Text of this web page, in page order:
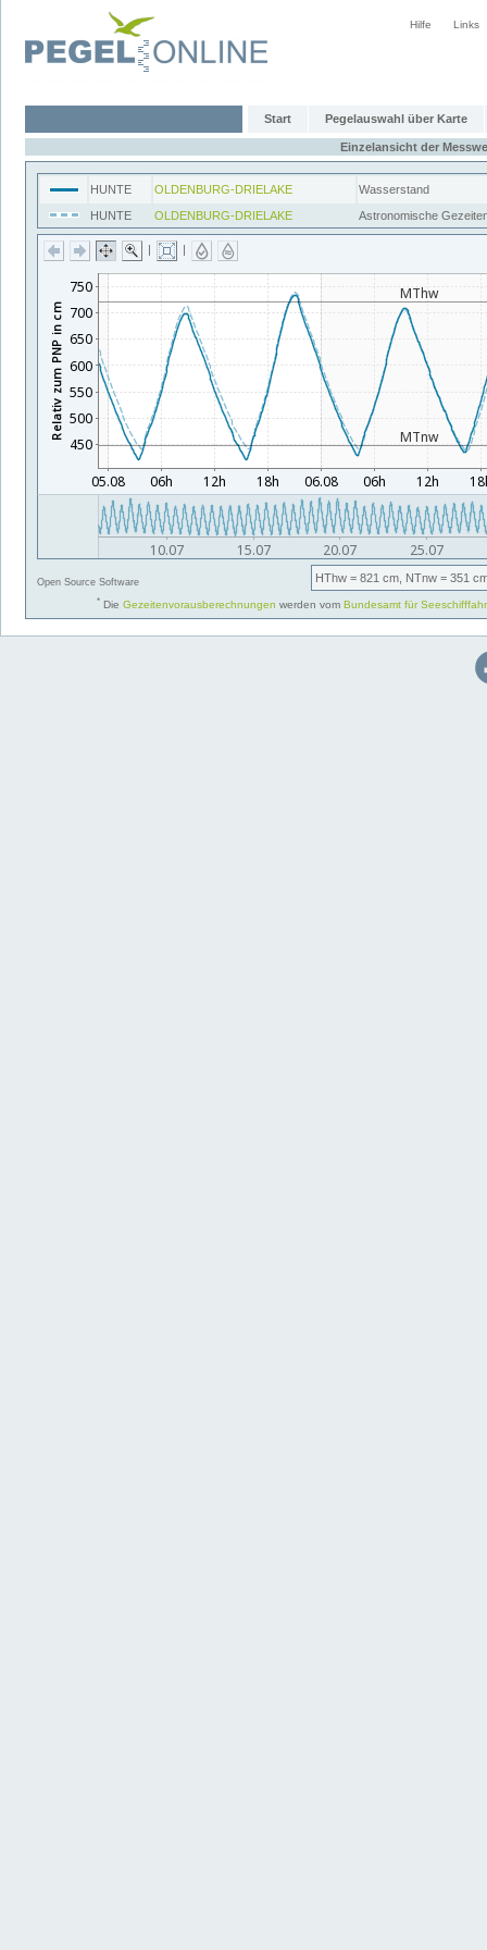
Hilfe Links
Start Pegelauswahl über Karte
Einzelansicht der
HUNTE OLDENBURG-DRIELAKE
Wasserstand
HUNTE
OLDENBURG-DRIELAKE Astronomische
| |
Open Source Software HThw = 821 cm, NTnw = 351
* Die Gezeitenvorausberechnungen werden vom Bundesamt für